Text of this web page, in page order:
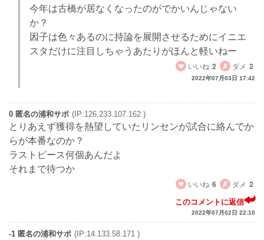
今年は古橋が居なくなったのがでかいんじゃない
か？
因子は色々あるのに持論を展開させるためにイニエ
スタだけに注目しちゃうあたりがほんと軽いねー
いいね 2 ダメ 2
2022年07月03日 17:42
0 匿名の浦和サポ (IP:126.233.107.162 )
とりあえず獲得を熱望していたリンセンが試合に絡んでか
らが本番なのか？
ラストピース何個あんだよ
それまで待つか
いいね 6 ダメ 2
このコメントに返信
2022年07月02日 22:10
-1 匿名の浦和サポ (IP:14.133.58.171 )